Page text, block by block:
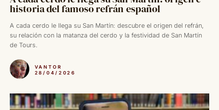
historia del famoso refrán español
A cada cerdo le llega su San Martín: descubre el origen del refrán,
su relación con la matanza del cerdo y la festividad de San Martín
de Tours.
VANTOR
28/04/2026